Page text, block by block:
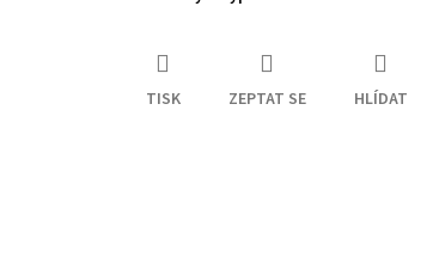
TISK ZEPTAT SE HLÍDAT